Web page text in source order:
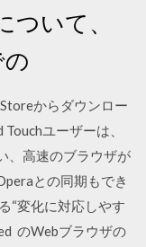
いて、
からダウンロー
ユーザーは、
、高速のブラウザが
との同期もでき
“変化に対応しやす
のWebブラウザの